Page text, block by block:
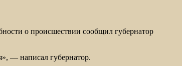
о происшествии сообщил губернатор
— написал губернатор.